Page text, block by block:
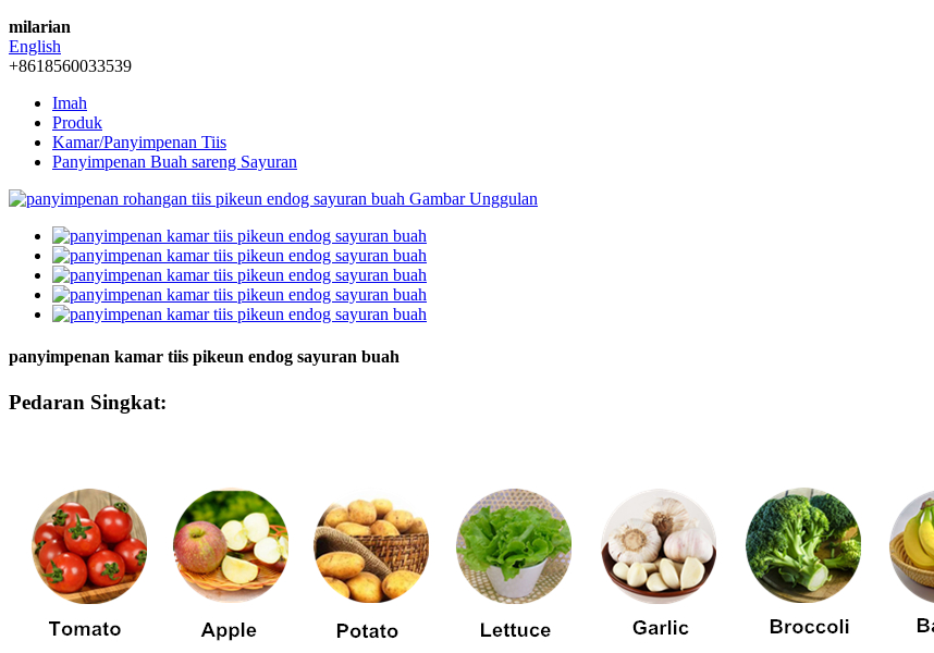
milarian
English
+8618560033539
Imah
Produk
Kamar/Panyimpenan Tiis
Panyimpenan Buah sareng Sayuran
panyimpenan kamar tiis pikeun endog sayuran buah
Pedaran Singkat: